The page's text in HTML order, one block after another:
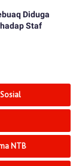
Diduga
Staf
NTB